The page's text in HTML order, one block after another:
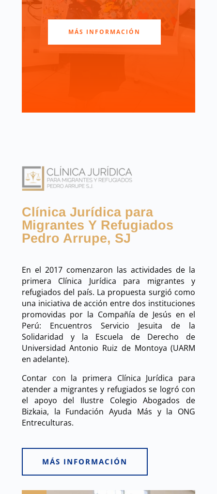
MÁS INFORMACIÓN
Clínica Jurídica para
Migrantes Y Refugiados
Pedro Arrupe, SJ
En el 2017 comenzaron las actividades de la
primera Clínica Jurídica para migrantes y
refugiados del país. La propuesta surgió como
una iniciativa de acción entre dos instituciones
promovidas por la Compañía de Jesús en el
Perú: Encuentros Servicio Jesuita de la
Solidaridad y la Escuela de Derecho de
Universidad Antonio Ruiz de Montoya (UARM
en adelante).
Contar con la primera Clínica Jurídica para
atender a migrantes y refugiados se logró con
el apoyo del Ilustre Colegio Abogados de
Bizkaia, la Fundación Ayuda Más y la ONG
Entreculturas.
MÁS INFORMACIÓN